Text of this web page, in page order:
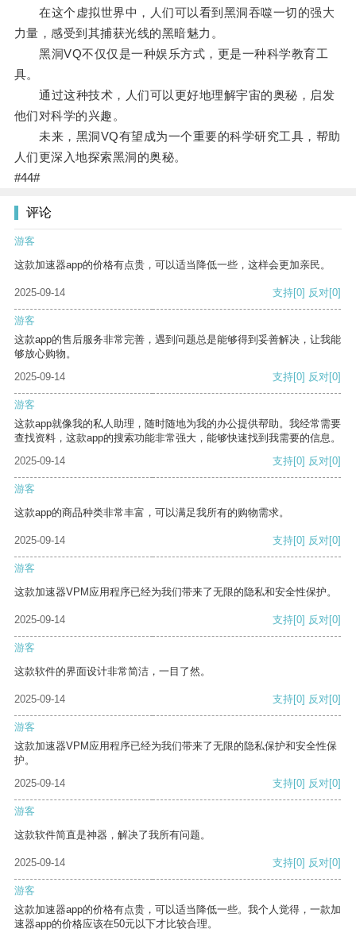
在这个虚拟世界中，人们可以看到黑洞吞噬一切的强大
力量，感受到其捕获光线的黑暗魅力。
黑洞VQ不仅仅是一种娱乐方式，更是一种科学教育工
具。
通过这种技术，人们可以更好地理解宇宙的奥秘，启发
他们对科学的兴趣。
未来，黑洞VQ有望成为一个重要的科学研究工具，帮助
人们更深入地探索黑洞的奥秘。
#44#
评论
游客
这款加速器app的价格有点贵，可以适当降低一些，这样会更加亲民。
2025-09-14 支持[0] 反对[0]
游客
这款app的售后服务非常完善，遇到问题总是能够得到妥善解决，让我能
够放心购物。
2025-09-14
支持[0] 反对[0]
游客
这款app就像我的私人助理，随时随地为我的办公提供帮助。我经常需要
查找资料，这款app的搜索功能非常强大，能够快速找到我需要的信息。
2025-09-14
支持[0] 反对[0]
游客
这款app的商品种类非常丰富，可以满足我所有的购物需求。
2025-09-14 支持[0] 反对[0]
游客
这款加速器VPM应用程序已经为我们带来了无限的隐私和安全性保护。
2025-09-14 支持[0] 反对[0]
游客
这款软件的界面设计非常简洁，一目了然。
2025-09-14 支持[0] 反对[0]
游客
这款加速器VPM应用程序已经为我们带来了无限的隐私保护和安全性保
护。
2025-09-14
支持[0] 反对[0]
游客
这款软件简直是神器，解决了我所有问题。
2025-09-14 支持[0] 反对[0]
游客
这款加速器app的价格有点贵，可以适当降低一些。我个人觉得，一款加
速器app的价格应该在50元以下才比较合理。